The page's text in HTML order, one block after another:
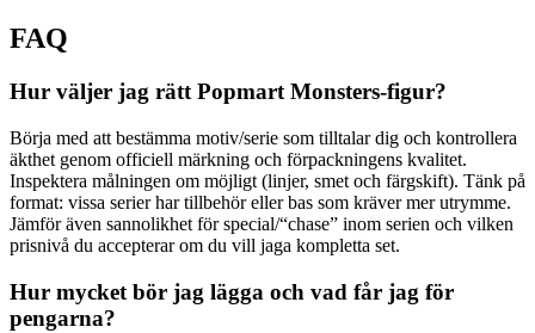
FAQ
Hur väljer jag rätt Popmart Monsters-figur?
Börja med att bestämma motiv/serie som tilltalar dig och kontrollera
äkthet genom officiell märkning och förpackningens kvalitet.
Inspektera målningen om möjligt (linjer, smet och färgskift). Tänk på
format: vissa serier har tillbehör eller bas som kräver mer utrymme.
Jämför även sannolikhet för special/“chase” inom serien och vilken
prisnivå du accepterar om du vill jaga kompletta set.
Hur mycket bör jag lägga och vad får jag för
pengarna?